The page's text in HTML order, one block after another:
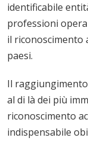
identificabile
professioni
il riconoscimento
paesi.
Il
al di là dei più
riconoscimento
indispensabile